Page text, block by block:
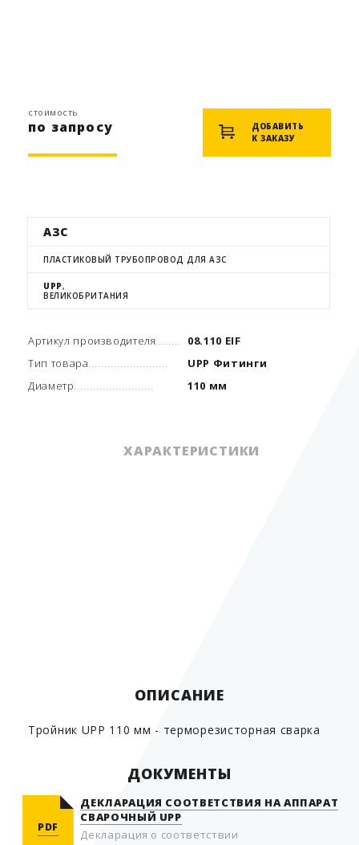
стоимость
по запросу
ДОБАВИТЬ
К ЗАКАЗУ
АЗС
ПЛАСТИКОВЫЙ ТРУБОПРОВОД ДЛЯ АЗС
UPP,
ВЕЛИКОБРИТАНИЯ
Артикул производителя
08.110 EIF
Тип товара
UPP Фитинги
Диаметр
110 мм
ХАРАКТЕРИСТИКИ
ОПИСАНИЕ
Тройник UPP 110 мм - терморезисторная сварка
ДОКУМЕНТЫ
PDF
ДЕКЛАРАЦИЯ СООТВЕТСТВИЯ НА АППАРАТ
СВАРОЧНЫЙ UPP
Декларация о соответствии